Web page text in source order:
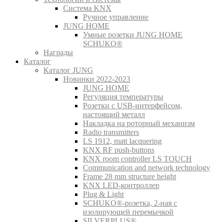
Система KNX
Ручное управление
JUNG HOME
Умные розетки JUNG HOME
SCHUKO®
Награды
Каталог
Каталог JUNG
Новинки 2022-2023
JUNG HOME
Регуляция температуры
Розетки с USB-интерфейсом,
настоящий металл
Накладка на роторный механизм
Radio transmitters
LS 1912, matt lacquering
KNX RF push-buttons
KNX room controller LS TOUCH
Communication and network technology
Frame 28 mm structure height
KNX LED-контроллер
Plug & Light
SCHUKO®-розетка, 2-ная с
изолирующей перемычкой